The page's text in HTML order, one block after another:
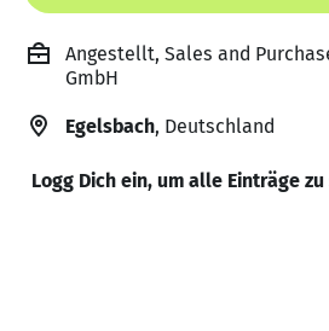
Angestellt, Sales and
GmbH
Egelsbach, Deutschland
Logg Dich ein, um alle Einträge